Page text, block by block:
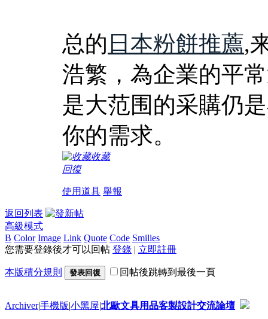
总的 日本粉餅推薦,
浩繁，為企業的平
是大范围的采購仍
你的需求。
收藏
回復
使用道具 舉報
返回列表
高級模式
B Color Image Link Quote Code Smilies
您需要登錄後才可以回帖 登錄 | 立即註冊
本版積分規則 發表回復 回帖後跳轉到最後一頁
Archiver|手機版|小黑屋|北歐文具用品客製設計交流論壇